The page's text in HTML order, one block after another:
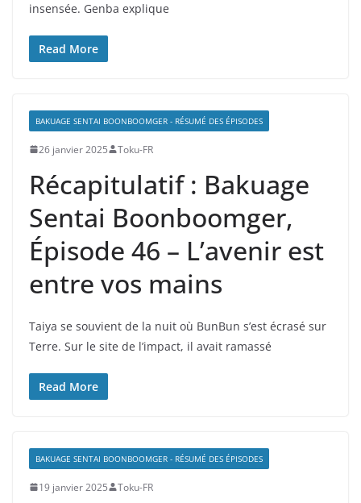
insensée. Genba explique
Read More
BAKUAGE SENTAI BOONBOOMGER - RÉSUMÉ DES ÉPISODES
26 janvier 2025 Toku-FR
Récapitulatif : Bakuage
Sentai Boonboomger,
Épisode 46 – L’avenir est
entre vos mains
Taiya se souvient de la nuit où BunBun s’est écrasé sur
Terre. Sur le site de l’impact, il avait ramassé
Read More
BAKUAGE SENTAI BOONBOOMGER - RÉSUMÉ DES ÉPISODES
19 janvier 2025 Toku-FR